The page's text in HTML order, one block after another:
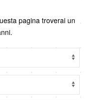
pagina troverai un